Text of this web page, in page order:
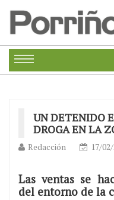
UN DETENIDO
DROGA EN LA
Redacción 17/
Las ventas se
del entorno de la